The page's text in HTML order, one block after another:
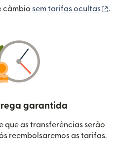
câmbio sem tarifas ocultas .
garantida
que as transferências serão
reembolsaremos as tarifas.